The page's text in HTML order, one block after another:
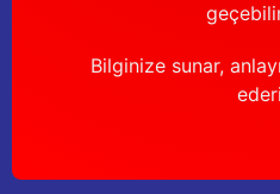
Bilginize sunar,